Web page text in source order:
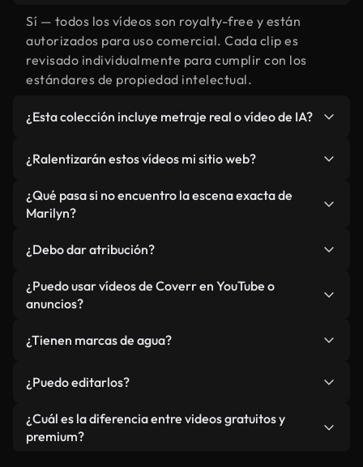
Sí — todos los vídeos son royalty-free y están
autorizados para uso comercial. Cada clip es
revisado individualmente para cumplir con los
estándares de propiedad intelectual.
¿Esta colección incluye metraje real o vídeo de IA?
relacionado con Marilyn y vídeos generados por
IA. Todo está claramente etiquetado.
¿Ralentizarán estos vídeos mi sitio web?
No si selecciona nuestras versiones optimizadas
para web, diseñadas específicamente para uso de
métricas como LCP.
¿Qué pasa si no encuentro la escena exacta de
Marilyn?
Studio. Describe la escena, como "Marilyn al
atardecer", y la IA la generará en segundos
conforme a nuestros estándares.
¿Debo dar atribución?
No es necesario. Todos los vídeos en nuestra
biblioteca son royalty-free, aunque siempre se
¿Puedo usar vídeos de Coverr en YouTube o
anuncios?
monetizados y anuncios, siempre que no se
independiente.
¿Tienen marcas de agua?
agua. Obtendrá metraje limpio y listo para usar en
cada descarga.
¿Puedo editarlos?
Sí. Eres libre de recortar o mezclar nuestros
vídeos. Solo asegúrese de que el producto final no
¿Cuál es la diferencia entre videos gratuitos y
premium?